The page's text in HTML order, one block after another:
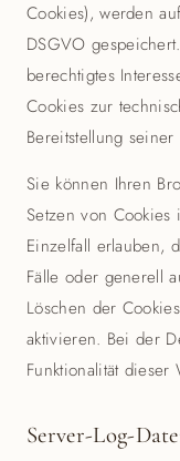
Cookies), werden
DSGVO
berechtigtes
Cookies zur
Bereitstellung seiner
Sie können Ihren
Setzen von
Einzelfall erlauben,
Fälle oder generell
Löschen der
aktivieren. Bei der
Funktionalität dieser
Server-Log-